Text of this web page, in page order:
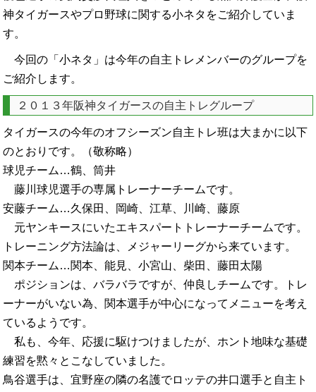
神タイガースやプロ野球に関する小ネタをご紹介していま
す。
今回の「小ネタ」は今年の自主トレメンバーのグループを
ご紹介します。
２０１３年阪神タイガースの自主トレグループ
タイガースの今年のオフシーズン自主トレ班は大まかに以下
のとおりです。（敬称略）
球児チーム…鶴、筒井
藤川球児選手の専属トレーナーチームです。
安藤チーム…久保田、岡崎、江草、川崎、藤原
元ヤンキースにいたエキスパートトレーナーチームです。
トレーニング方法論は、メジャーリーグから来ています。
関本チーム…関本、能見、小宮山、柴田、藤田太陽
ポジションは、バラバラですが、仲良しチームです。トレ
ーナーがいない為、関本選手が中心になってメニューを考え
ているようです。
私も、今年、応援に駆けつけましたが、ホント地味な基礎
練習を黙々とこなしていました。
鳥谷選手は、宜野座の隣の名護でロッテの井口選手と自主ト